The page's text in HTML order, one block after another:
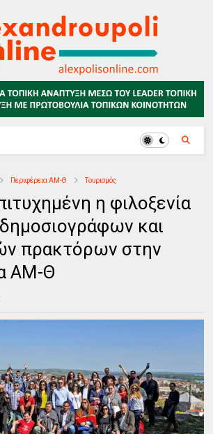
Περιφέρεια ΑΜ-Θ Τουρισμός
η φιλοξενία
και
πρακτόρων στην
ΑΜ-Θ